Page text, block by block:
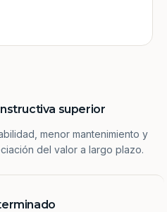
superior
menor mantenimiento y
del valor a largo plazo.